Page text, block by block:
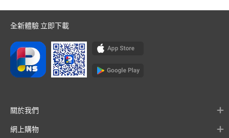
全新體驗 立即下載
關於我們
網上購物